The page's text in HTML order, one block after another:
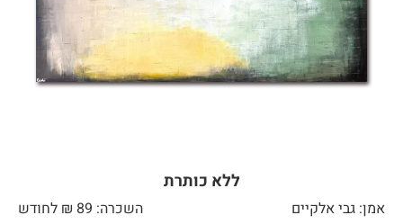
ללא כותרת
אמן: גבי אלקיים
השכרה: 89 ₪ לחודש